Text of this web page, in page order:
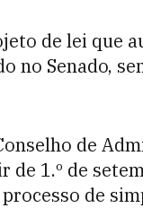
de lei que
no Senado,
de
1.º de
de